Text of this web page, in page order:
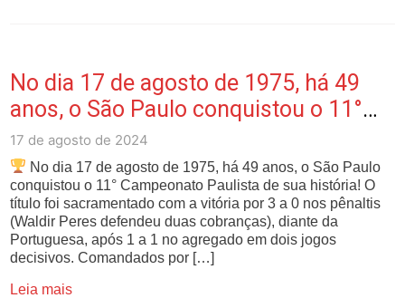
No dia 17 de agosto de 1975, há 49
anos, o São Paulo conquistou o 11°
Campeonat…
17 de agosto de 2024
No dia 17 de agosto de 1975, há 49 anos, o São Paulo
conquistou o 11° Campeonato Paulista de sua história! O
título foi sacramentado com a vitória por 3 a 0 nos pênaltis
(Waldir Peres defendeu duas cobranças), diante da
Portuguesa, após 1 a 1 no agregado em dois jogos
decisivos. Comandados por […]
Leia mais